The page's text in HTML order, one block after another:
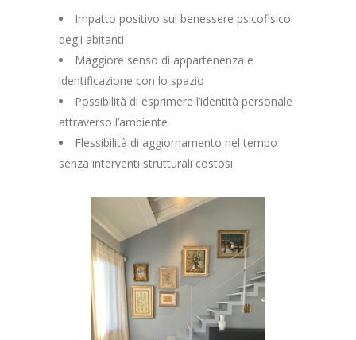
Impatto positivo sul benessere psicofisico
degli abitanti
Maggiore senso di appartenenza e
identificazione con lo spazio
Possibilità di esprimere l’identità personale
attraverso l’ambiente
Flessibilità di aggiornamento nel tempo
senza interventi strutturali costosi